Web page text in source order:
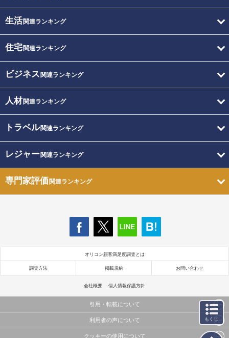
生活関連ランキング
住宅関連ランキング
ビジネス 関連ランキング
人材関連ランキング
トラベル関連ランキング
レジャー関連ランキング
専門家評価関連ランキング
オリコン顧客満足度調査とは
調査方法 掲載規約 お問い合わせ
会社概要 個人情報保護方針
引用・転載について
当サイトで公開されている情報（文字、写真、イラスト、画像データ等）及びこれらの配置・
利用者の声について
クッキーの使用について
もくじ